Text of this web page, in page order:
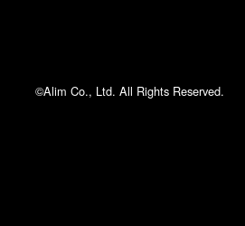
©Alim Co., Ltd. All Rights Reserved.